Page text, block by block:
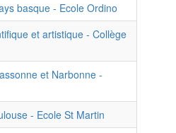
basque - Ecole Ordino
et artistique - Collège
et Narbonne -
- Ecole St Martin